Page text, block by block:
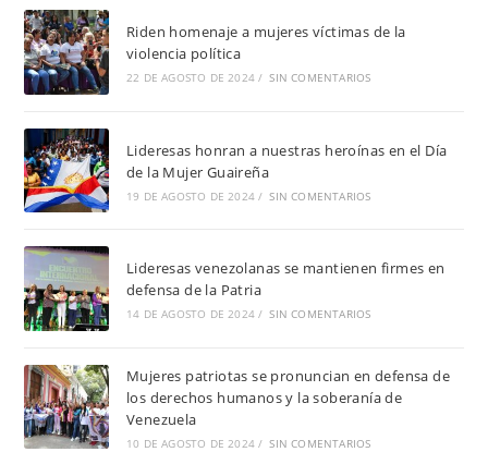
Riden homenaje a mujeres víctimas de la
violencia política
22 DE AGOSTO DE 2024 / SIN COMENTARIOS
Lideresas honran a nuestras heroínas en el Día
de la Mujer Guaireña
19 DE AGOSTO DE 2024 / SIN COMENTARIOS
Lideresas venezolanas se mantienen firmes en
defensa de la Patria
14 DE AGOSTO DE 2024 / SIN COMENTARIOS
Mujeres patriotas se pronuncian en defensa de
los derechos humanos y la soberanía de
Venezuela
10 DE AGOSTO DE 2024 / SIN COMENTARIOS